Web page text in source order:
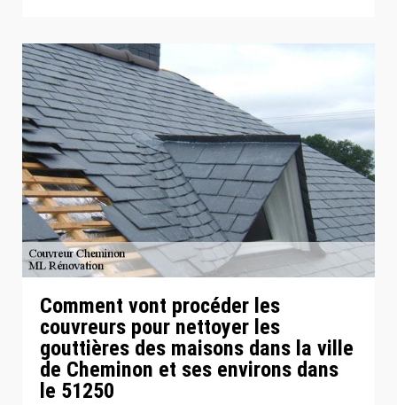
Comment vont procéder les
couvreurs pour nettoyer les
gouttières des maisons dans la ville
de Cheminon et ses environs dans
le 51250